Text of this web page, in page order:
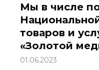
Мы в числе
товаров и
«Золотой
01.06.2023